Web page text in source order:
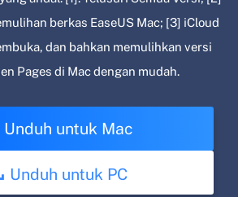
berkas EaseUS Mac; [3] iCloud
dan bahkan memulihkan versi
Pages di Mac dengan mudah.
Unduh untuk Mac
Unduh untuk PC